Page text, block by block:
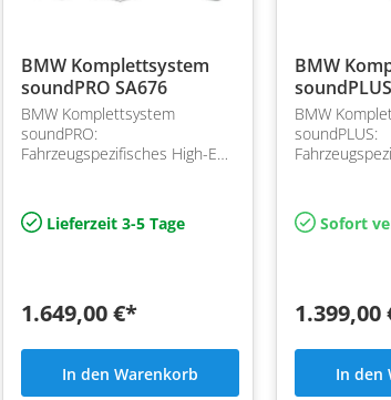
BMW Komplettsystem
soundPRO SA676
BMW Komplettsystem
soundPRO:
Fahrzeugspezifisches High-End
für ab Werk verbaute HIFI
Systeme
Lieferzeit 3-5 Tage
1.649,00 €*
In den Warenkorb
BMW
BMW
soundPLUS:
für ab Werk
Systeme
Sofort
1.399,00
In den